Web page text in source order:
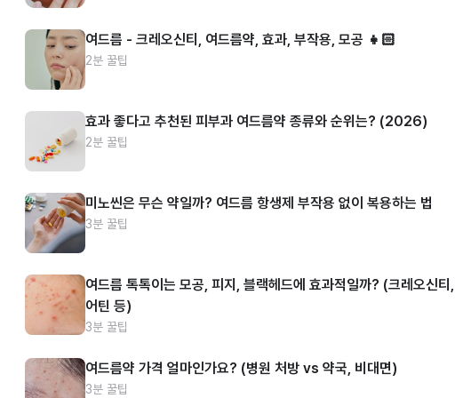
여드름 - 크레오신티, 여드름약, 효과, 부작용, 모공 👧🏻
2분 꿀팁
효과 좋다고 추천된 피부과 여드름약 종류와 순위는? (2026)
2분 꿀팁
미노씬은 무슨 약일까? 여드름 항생제 부작용 없이 복용하는 법
3분 꿀팁
여드름 톡톡이는 모공, 피지, 블랙헤드에 효과적일까? (크레오신티
어틴 등)
3분 꿀팁
여드름약 가격 얼마인가요? (병원 처방 vs 약국, 비대면)
3분 꿀팁